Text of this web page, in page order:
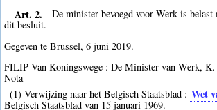
Art. 2.
De minister bevoegd voor Werk is belast
dit besluit.
Gegeven te Brussel, 6 juni 2019.
FILIP Van Koningswege : De Minister van Werk, K.
Nota
(1) Verwijzing naar het Belgisch Staatsblad : Wet
Belgisch Staatsblad van 15 januari 1969.